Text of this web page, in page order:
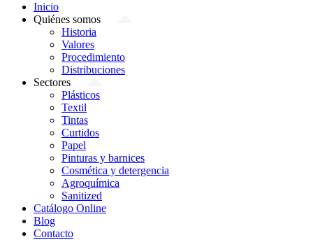
Inicio
Quiénes somos
Historia
Valores
Procedimiento
Distribuciones
Sectores
Plásticos
Textil
Tintas
Curtidos
Papel
Pinturas y barnices
Cosmética y detergencia
Agroquímica
Sanitized
Catálogo Online
Blog
Contacto